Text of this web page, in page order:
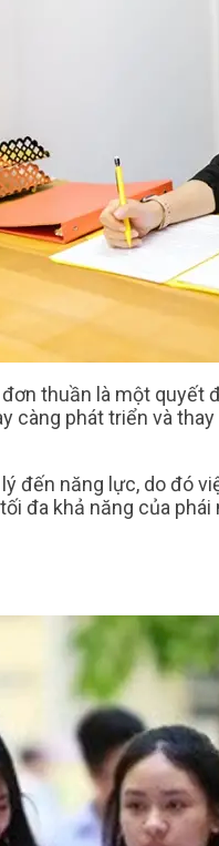
thuần là một
càng phát triển và
đến năng lực, do đó
đa khả năng của